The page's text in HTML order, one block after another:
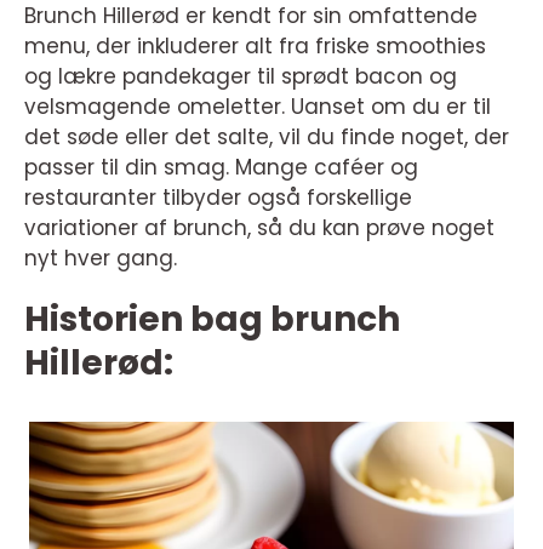
Brunch Hillerød er kendt for sin omfattende
menu, der inkluderer alt fra friske smoothies
og lækre pandekager til sprødt bacon og
velsmagende omeletter. Uanset om du er til
det søde eller det salte, vil du finde noget, der
passer til din smag. Mange caféer og
restauranter tilbyder også forskellige
variationer af brunch, så du kan prøve noget
nyt hver gang.
Historien bag brunch
Hillerød: